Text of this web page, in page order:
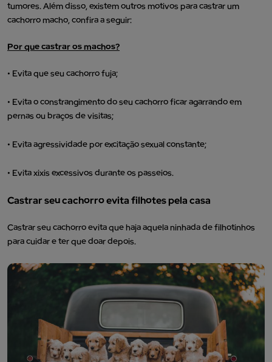
tumores. Além disso, existem outros motivos para castrar um
cachorro macho, confira a seguir:
Por que castrar os machos?
• Evita que seu cachorro fuja;
• Evita o constrangimento do seu cachorro ficar agarrando em
pernas ou braços de visitas;
• Evita agressividade por excitação sexual constante;
• Evita xixis excessivos durante os passeios.
Castrar seu cachorro evita filhotes pela casa
Castrar seu cachorro evita que haja aquela ninhada de filhotinhos
para cuidar e ter que doar depois.